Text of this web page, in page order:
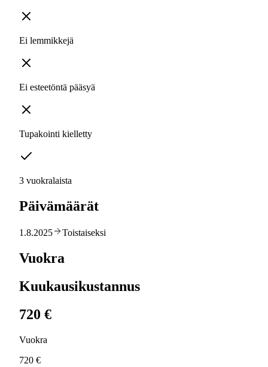
Ei lemmikkejä
Ei esteetöntä pääsyä
Tupakointi kielletty
3 vuokralaista
Päivämäärät
1.8.2025 Toistaiseksi
Vuokra
Kuukausikustannus
720 €
Vuokra
720 €